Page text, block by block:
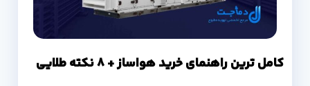
کامل ترین راهنمای خرید هواساز + 8 نکته طلایی